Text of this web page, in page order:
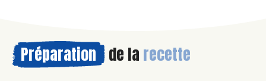
Préparation de la recette